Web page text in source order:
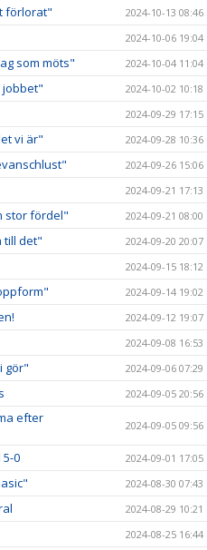
förlorat" 2024-10-13 08:46
2024-10-06 19:04
som möts" 2024-10-04 11:04
jobbet" 2024-10-02 10:18
2024-09-29 17:15
vi är" 2024-09-28 10:36
2024-09-26 15:06
2024-09-21 17:13
stor fördel" 2024-09-21 08:00
till det" 2024-09-20 20:07
2024-09-15 18:12
2024-09-14 19:02
2024-09-12 19:07
2024-09-08 16:53
gör" 2024-09-06 07:29
2024-09-05 20:56
efter
2024-09-05 09:56
0 2024-09-01 17:05
2024-08-30 07:43
2024-08-29 10:21
2024-08-25 16:44